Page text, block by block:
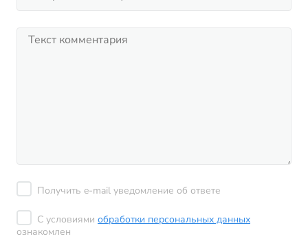
Получить e-mail уведомление об ответе
С условиями обработки персональных данных
ознакомлен